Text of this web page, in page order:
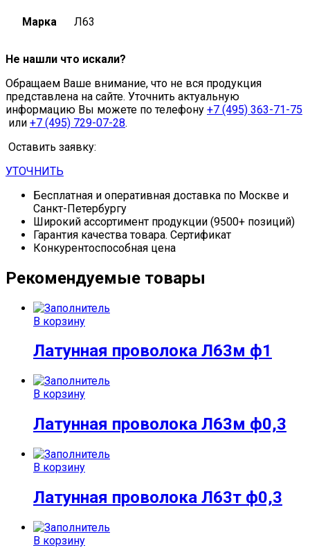
Марка Л63
Не нашли что искали?
Обращаем Ваше внимание, что не вся продукция
представлена на сайте. Уточнить актуальную
информацию Вы можете по телефону +7 (495) 363-71-75
или +7 (495) 729-07-28.
Оставить заявку:
УТОЧНИТЬ
Бесплатная и оперативная доставка по Москве и
Санкт-Петербургу
Широкий ассортимент продукции (9500+ позиций)
Гарантия качества товара. Сертификат
Конкурентоспособная цена
Рекомендуемые товары
В корзину
Латунная проволока Л63м ф1
В корзину
Латунная проволока Л63м ф0,3
В корзину
Латунная проволока Л63т ф0,3
В корзину